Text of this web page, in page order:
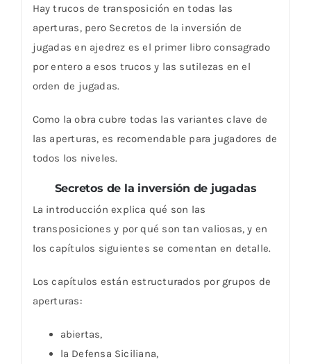
Hay trucos de transposición en todas las
aperturas, pero Secretos de la inversión de
jugadas en ajedrez es el primer libro consagrado
por entero a esos trucos y las sutilezas en el
orden de jugadas.
Como la obra cubre todas las variantes clave de
las aperturas, es recomendable para jugadores de
todos los niveles.
Secretos de la inversión de jugadas
La introducción explica qué son las
transposiciones y por qué son tan valiosas, y en
los capítulos siguientes se comentan en detalle.
Los capítulos están estructurados por grupos de
aperturas:
abiertas,
la Defensa Siciliana,